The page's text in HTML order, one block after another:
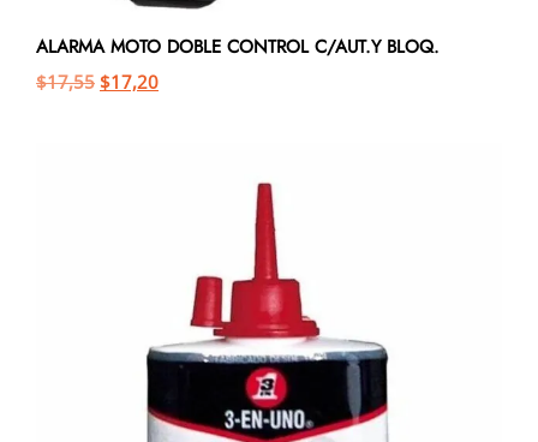
ALARMA MOTO DOBLE CONTROL C/AUT.Y BLOQ.
$17,55 $17,20